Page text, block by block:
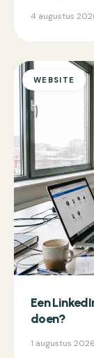
4 augustus
WEBSITE
Een
doen?
1 augustus 2026